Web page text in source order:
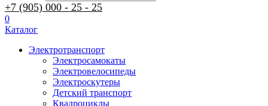
+7 (905) 000 - 25 - 25
0
Каталог
Электротранспорт
Электросамокаты
Электровелосипеды
Электроскутеры
Детский транспорт
Квадроциклы